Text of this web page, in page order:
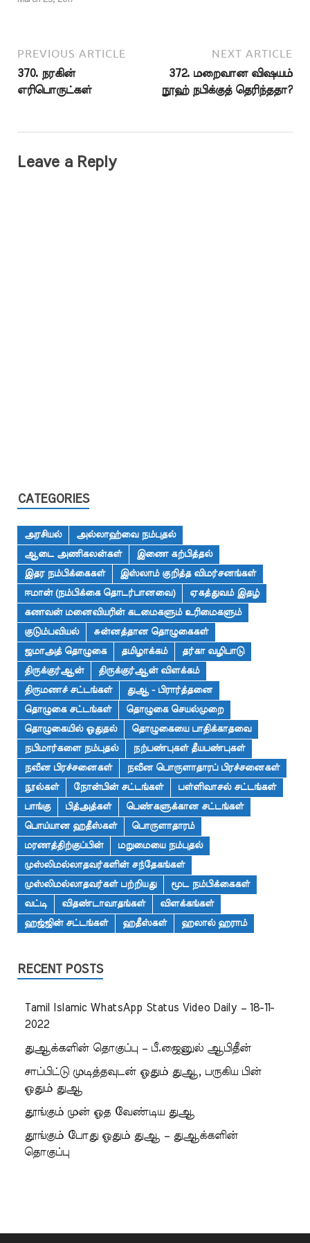
PREVIOUS ARTICLE
370. நரகின்
எரிபொருட்கள்
NEXT ARTICLE
372. மறைவான விஷயம்
நூஹ் நபிக்குத் தெரிந்ததா?
Leave a Reply
CATEGORIES
அரசியல்
அல்லாஹ்வை நம்புதல்
ஆடை அணிகலன்கள்
இணை கற்பித்தல்
இதர நம்பிக்கைகள்
இஸ்லாம் குறித்த விமர்சனங்கள்
ஈமான் (நம்பிக்கை தொடர்பானவை)
ஏகத்துவம் இதழ்
கணவன் மனைவியரின் கடமைகளும் உரிமைகளும்
குடும்பவியல்
சுன்னத்தான தொழுகைகள்
ஜமாஅத் தொழுகை
தமிழாக்கம்
தர்கா வழிபாடு
திருக்குர்ஆன்
திருக்குர்ஆன் விளக்கம்
திருமணச் சட்டங்கள்
துஆ - பிரார்த்தனை
தொழுகை சட்டங்கள்
தொழுகை செயல்முறை
தொழுகையில் ஓதுதல்
தொழுகையை பாதிக்காதவை
நபிமார்களை நம்புதல்
நற்பண்புகள் தீயபண்புகள்
நவீன பிரச்சனைகள்
நவீன பொருளாதாரப் பிரச்சனைகள்
நூல்கள்
நோன்பின் சட்டங்கள்
பள்ளிவாசல் சட்டங்கள்
பாங்கு
பித்அத்கள்
பெண்களுக்கான சட்டங்கள்
பொய்யான ஹதீஸ்கள்
பொருளாதாரம்
மரணத்திற்குப்பின்
மறுமையை நம்புதல்
முஸ்லிமல்லாதவர்களின் சந்தேகங்கள்
முஸ்லிமல்லாதவர்கள் பற்றியது
மூட நம்பிக்கைகள்
வட்டி
விதண்டாவாதங்கள்
விளக்கங்கள்
ஹஜ்ஜின் சட்டங்கள்
ஹதீஸ்கள் ஹலால் ஹராம்
RECENT POSTS
Tamil Islamic WhatsApp Status Video Daily – 18-11-
2022
துஆக்களின் தொகுப்பு – பீ.ஜைனுல் ஆபிதீன்
சாப்பிட்டு முடித்தவுடன் ஓதும் துஆ, பருகிய பின்
ஓதும் துஆ
தூங்கும் முன் ஓத வேண்டிய துஆ
தூங்கும் போது ஓதும் துஆ – துஆக்களின்
தொகுப்பு